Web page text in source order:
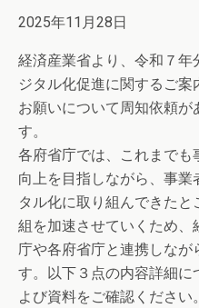
2025年11月28日
経済産業省より、令和７
ジタル化促進に関するご
お願いについて周知依頼が
す。
各府省庁では、これまで
向上を目指しながら、事
タル化に取り組んできた
組を加速させていくため
庁や各府省庁と連携しなが
す。以下３点の内容詳細
よび資料をご確認ください。